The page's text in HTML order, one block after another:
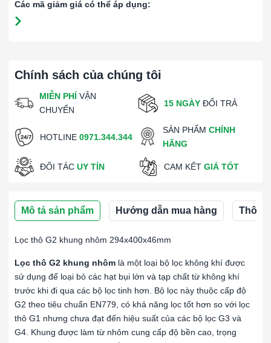
Chính sách của chúng tôi
MIỄN PHÍ VẬN
CHUYỂN
15 NGÀY ĐỔI TRẢ
HOTLINE 0971.344.344
SẢN PHẨMCHÍNH
HÃNG
ĐỐI TÁC UY TÍN CAM KẾT GIÁ TỐT
Mô tả sản phẩm Hướng dẫn mua hàng Thông
Lọc thô G2 khung nhôm 294x400x46mm
Lọc thô G2 khung nhôm là một loại bộ lọc không khí được
sử dụng để loại bỏ các hạt bụi lớn và tạp chất từ không khí
trước khi đi qua các bộ lọc tinh hơn. Bộ lọc này thuộc cấp độ
G2 theo tiêu chuẩn EN779, có khả năng lọc tốt hơn so với lọc
thô G1 nhưng chưa đạt đến hiệu suất của các bộ lọc G3 và
G4. Khung được làm từ nhôm cung cấp độ bền cao, trọng
Các mã giảm giá có thể áp dụng: